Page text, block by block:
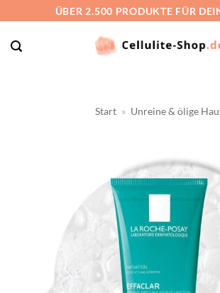
springen
ÜBER 2.500 PRODUKTE FÜR
Start » Unreine & ölige